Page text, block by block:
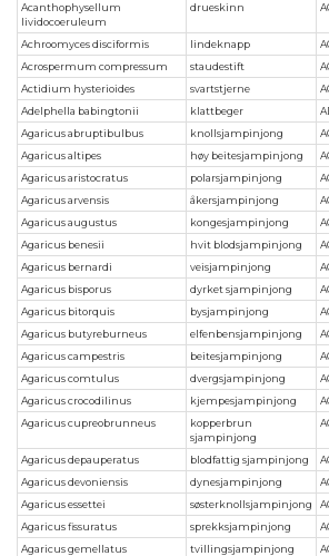
Acanthophysellum
lividocoeruleum
drueskinn
Achroomyces disciformis lindeknapp
Acrospermum compressum
staudestift
Actidium hysterioides
svartstjerne
Adelphella babingtonii
klattbeger
Agaricus abruptibulbus
knollsjampinjong
Agaricus altipes
høy beitesjampinjong
Agaricus aristocratus
polarsjampinjong
Agaricus arvensis
åkersjampinjong
Agaricus augustus
kongesjampinjong
Agaricus benesii
hvit blodsjampinjong
Agaricus bernardi
veisjampinjong
Agaricus bisporus
dyrket sjampinjong
Agaricus bitorquis
bysjampinjong
Agaricus butyreburneus
elfenbensjampinjong
Agaricus campestris
beitesjampinjong
Agaricus comtulus
dvergsjampinjong
Agaricus crocodilinus
kjempesjampinjong
Agaricus cupreobrunneus
kopperbrun
sjampinjong
Agaricus depauperatus blodfattig sjampinjong
Agaricus devoniensis
dynesjampinjong
Agaricus essettei
søsterknollsjampinjong
Agaricus fissuratus
sprekksjampinjong
Agaricus gemellatus
tvillingsjampinjong